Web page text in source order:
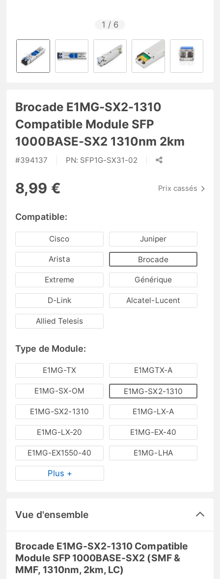
1 / 6
Brocade E1MG-SX2-1310
Compatible Module SFP
1000BASE-SX2 1310nm 2km
#394137 PN: SFP1G-SX31-02
8,99 € Prix cassés
Compatible:
Cisco Juniper
Arista Brocade
Extreme Générique
D-Link Alcatel-Lucent
Allied Telesis
Type de Module:
E1MG-TX E1MGTX-A
E1MG-SX-OM E1MG-SX2-1310
E1MG-SX2-1310 E1MG-LX-A
E1MG-LX-20 E1MG-EX-40
E1MG-EX1550-40 E1MG-LHA
Plus +
Vue d'ensemble
Brocade E1MG-SX2-1310 Compatible
Module SFP 1000BASE-SX2 (SMF &
MMF, 1310nm, 2km, LC)